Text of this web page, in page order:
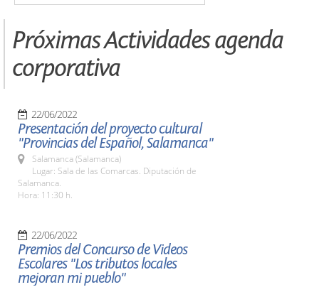
Próximas Actividades agenda
corporativa
22/06/2022
Presentación del proyecto cultural
"Provincias del Español, Salamanca"
Salamanca (Salamanca)
Lugar: Sala de las Comarcas. Diputación de
Salamanca.
Hora: 11:30 h.
22/06/2022
Premios del Concurso de Videos
Escolares "Los tributos locales
mejoran mi pueblo"